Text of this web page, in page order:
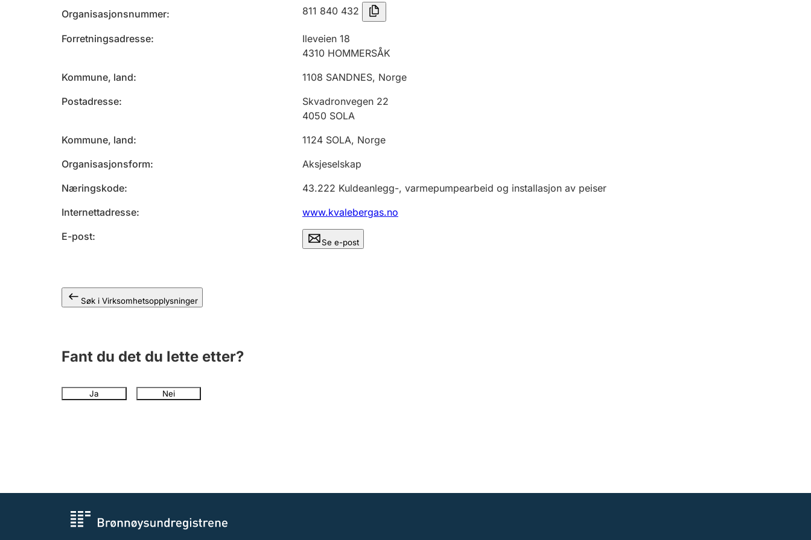
Organisasjonsnummer 811 840 432
Forretningsadresse
Ileveien 18
4310 HOMMERSÅK
Kommune, land
1108 SANDNES, Norge
Postadresse
Skvadronvegen 22
4050 SOLA
Kommune, land
1124 SOLA, Norge
Organisasjonsform
Aksjeselskap
Næringskode
43.222 Kuldeanlegg-, varmepumpearbeid og installasjon av peiser
Internettadresse
www.kvalebergas.no
E-post
Se e-post
Søk i Virksomhetsopplysninger
Fant du det du lette etter?
Ja Nei